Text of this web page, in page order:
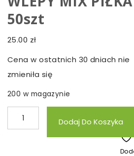
50szt
25.00 zł
Cena w ostatnich 30 dniach nie
zmieniła się
200 w magazynie
ilość
ZESTAW
Dodaj Do Koszyka